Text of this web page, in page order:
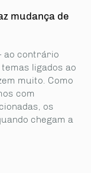
mudança de
ao contrário
ligados ao
muito. Como
com
os
chegam a